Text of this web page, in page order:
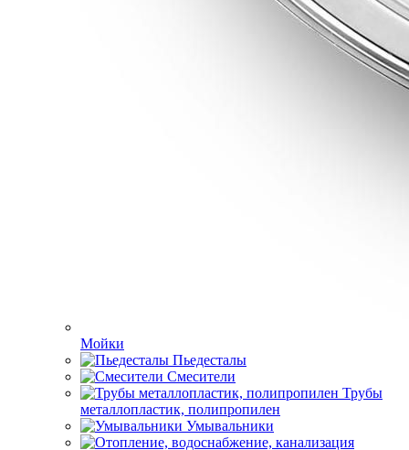
Мойки
Пьедесталы
Смесители
Трубы
металлопластик, полипропилен
Умывальники